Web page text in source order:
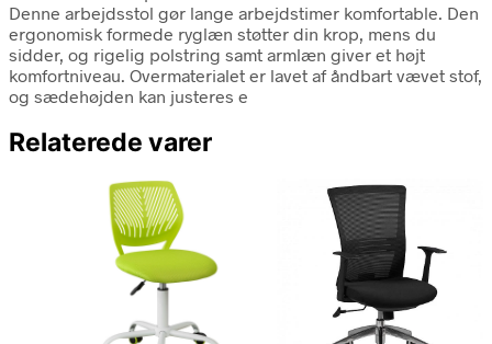
Denne arbejdsstol gør lange arbejdstimer komfortable. Den
ergonomisk formede ryglæn støtter din krop, mens du
sidder, og rigelig polstring samt armlæn giver et højt
komfortniveau. Overmaterialet er lavet af åndbart vævet stof,
og sædehøjden kan justeres e
Relaterede varer